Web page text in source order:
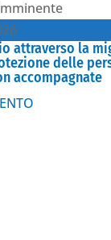
attraverso la
delle
accompagnate